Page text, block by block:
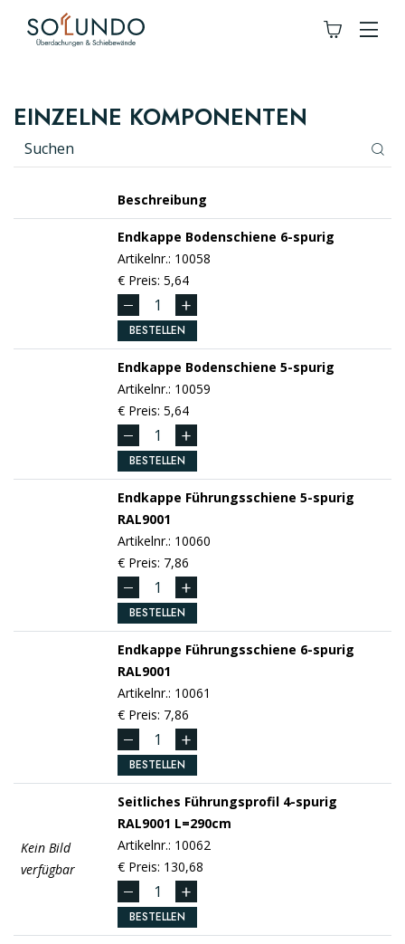
EINZELNE KOMPONENTEN
Beschreibung
Endkappe Bodenschiene 6-spurig
Artikelnr.: 10058
€ Preis: 5,64
BESTELLEN
Endkappe Bodenschiene 5-spurig
Artikelnr.: 10059
€ Preis: 5,64
BESTELLEN
Endkappe Führungsschiene 5-spurig
RAL9001
Artikelnr.: 10060
€ Preis: 7,86
BESTELLEN
Endkappe Führungsschiene 6-spurig
RAL9001
Artikelnr.: 10061
€ Preis: 7,86
BESTELLEN
Kein Bild
verfügbar
Seitliches Führungsprofil 4-spurig
RAL9001 L=290cm
Artikelnr.: 10062
€ Preis: 130,68
BESTELLEN